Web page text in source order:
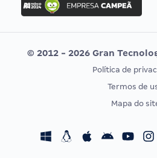
Concurso MPU
Editais publicados
CONCURSOS POR PROFISSÃO
Concursos Fiscais
© 2012 - 2026 Gran
Política de
Termos de
Mapa do